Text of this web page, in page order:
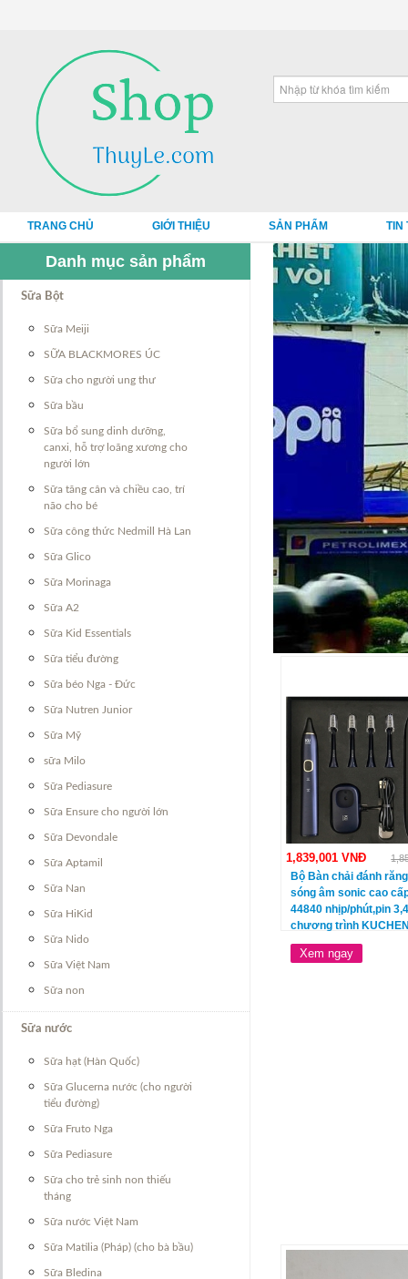
TRANG CHỦ GIỚI THIỆU SẢN PHẨM TIN
Danh mục sản phẩm
Sữa Bột
Sữa Meiji
SỮA BLACKMORES ÚC
Sữa cho người ung thư
Sữa bầu
Sữa bổ sung dinh dưỡng,
canxi, hỗ trợ loãng xương cho
người lớn
Sữa tăng cân và chiều cao, trí
não cho bé
Sữa công thức Nedmill Hà Lan
Sữa Glico
Sữa Morinaga
Sữa A2
Sữa Kid Essentials
Sữa tiểu đường
Sữa béo Nga - Đức
Sữa Nutren Junior
Sữa Mỹ
sữa Milo
Sữa Pediasure
Sữa Ensure cho người lớn
Sữa Devondale
Sữa Aptamil
Sữa Nan
Sữa HiKid
Sữa Nido
Sữa Việt Nam
Sữa non
Sữa nước
Sữa hạt (Hàn Quốc)
Sữa Glucerna nước (cho người
tiểu đường)
Sữa Fruto Nga
Sữa Pediasure
Sữa cho trẻ sinh non thiếu
tháng
Sữa nước Việt Nam
Sữa Matilia (Pháp) (cho bà bầu)
Sữa Bledina
Sản phẩm mới
1,839,001 VNĐ
Bộ Bàn chải đánh
sóng âm sonic cao
44840 nhịp/phút,pin
chương trình
Xem ngay